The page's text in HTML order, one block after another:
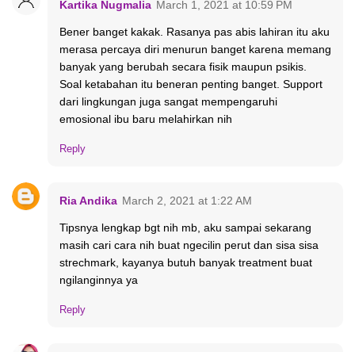
Kartika Nugmalia March 1, 2021 at 10:59 PM
Bener banget kakak. Rasanya pas abis lahiran itu aku
merasa percaya diri menurun banget karena memang
banyak yang berubah secara fisik maupun psikis.
Soal ketabahan itu beneran penting banget. Support
dari lingkungan juga sangat mempengaruhi
emosional ibu baru melahirkan nih
Reply
Ria Andika March 2, 2021 at 1:22 AM
Tipsnya lengkap bgt nih mb, aku sampai sekarang
masih cari cara nih buat ngecilin perut dan sisa sisa
strechmark, kayanya butuh banyak treatment buat
ngilanginnya ya
Reply